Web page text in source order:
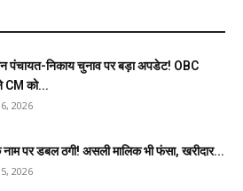
पंचायत-निकाय चुनाव पर बड़ा अपडेट! OBC
CM को...
2026
नाम पर डबल ठगी! असली मालिक भी फंसा, खरीदार...
2026